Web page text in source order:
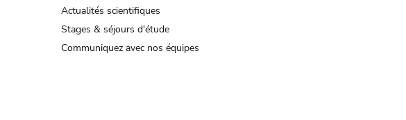
Actualités scientifiques
Stages & séjours d'étude
Communiquez avec nos équipes